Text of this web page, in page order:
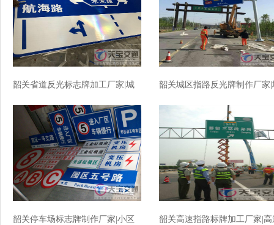
韶关省道反光标志牌加工厂家|城
韶关城区指路反光牌制作厂家|
韶关停车场标志牌制作厂家|小区
韶关高速指路标牌加工厂家|高